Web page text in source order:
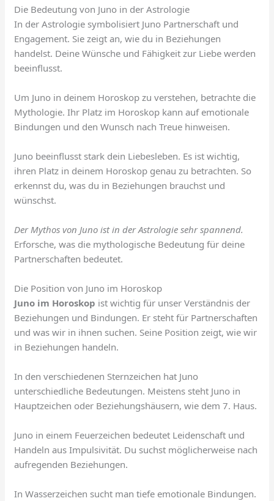
Die Bedeutung von Juno in der Astrologie
In der Astrologie symbolisiert Juno Partnerschaft und
Engagement. Sie zeigt an, wie du in Beziehungen
handelst. Deine Wünsche und Fähigkeit zur Liebe werden
beeinflusst.
Um Juno in deinem Horoskop zu verstehen, betrachte die
Mythologie. Ihr Platz im Horoskop kann auf emotionale
Bindungen und den Wunsch nach Treue hinweisen.
Juno beeinflusst stark dein Liebesleben. Es ist wichtig,
ihren Platz in deinem Horoskop genau zu betrachten. So
erkennst du, was du in Beziehungen brauchst und
wünschst.
Der Mythos von Juno ist in der Astrologie sehr spannend.
Erforsche, was die mythologische Bedeutung für deine
Partnerschaften bedeutet.
Die Position von Juno im Horoskop
Juno im Horoskop ist wichtig für unser Verständnis der
Beziehungen und Bindungen. Er steht für Partnerschaften
und was wir in ihnen suchen. Seine Position zeigt, wie wir
in Beziehungen handeln.
In den verschiedenen Sternzeichen hat Juno
unterschiedliche Bedeutungen. Meistens steht Juno in
Hauptzeichen oder Beziehungshäusern, wie dem 7. Haus.
Juno in einem Feuerzeichen bedeutet Leidenschaft und
Handeln aus Impulsivität. Du suchst möglicherweise nach
aufregenden Beziehungen.
In Wasserzeichen sucht man tiefe emotionale Bindungen.